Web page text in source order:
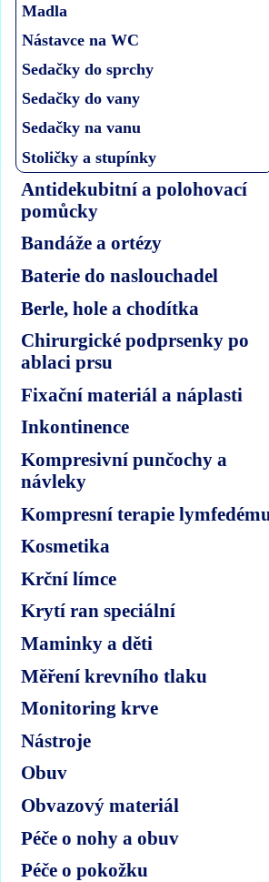
Madla
Nástavce na WC
Sedačky do sprchy
Sedačky do vany
Sedačky na vanu
Stoličky a stupínky
Antidekubitní a polohovací
pomůcky
Bandáže a ortézy
Baterie do naslouchadel
Berle, hole a chodítka
Chirurgické podprsenky po
ablaci prsu
Fixační materiál a náplasti
Inkontinence
Kompresivní punčochy a
návleky
Kompresní terapie
Kosmetika
Krční límce
Krytí ran speciální
Maminky a děti
Měření krevního tlaku
Monitoring krve
Nástroje
Obuv
Obvazový materiál
Péče o nohy a obuv
Péče o pokožku